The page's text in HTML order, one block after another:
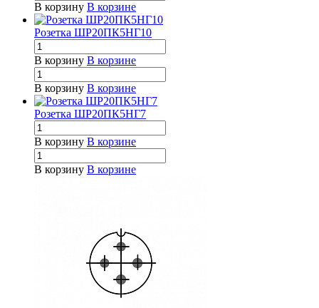
В корзину В корзине
Розетка ШР20ПК5НГ10
В корзину В корзине
В корзину В корзине
Розетка ШР20ПК5НГ7
В корзину В корзине
В корзину В корзине